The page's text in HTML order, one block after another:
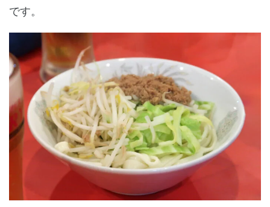
です。